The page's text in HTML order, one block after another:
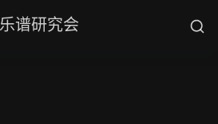
乐谱研究会